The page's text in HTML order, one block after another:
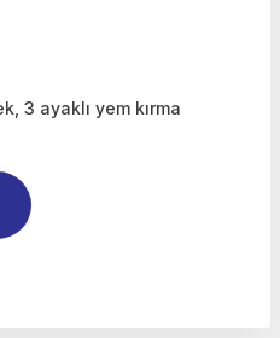
3 ayaklı yem kırma